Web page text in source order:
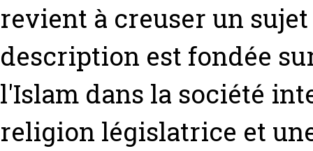
revient à creuser un
description est fondée
l'Islam dans la société
religion législatrice et